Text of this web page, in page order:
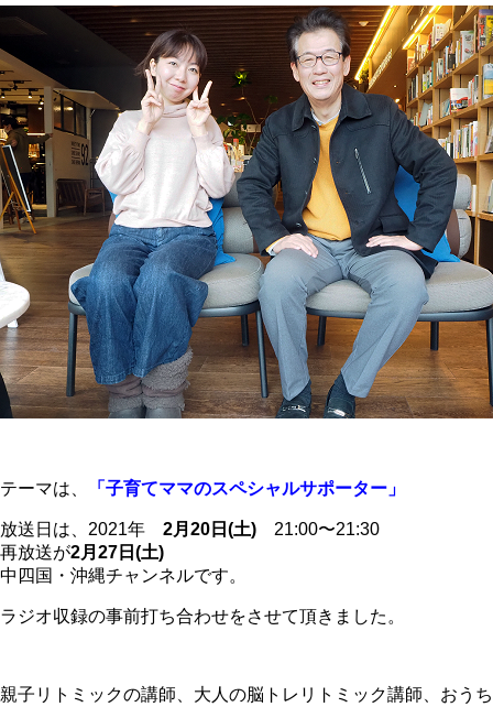
テーマは、 「子育てママのスペシャルサポーター」
放送日は、2021年 2月20日(土) 21:00〜21:30
再放送が2月27日(土)
中四国・沖縄チャンネルです。
ラジオ収録の事前打ち合わせをさせて頂きました。
親子リトミックの講師、大人の脳トレリトミック講師、おうち